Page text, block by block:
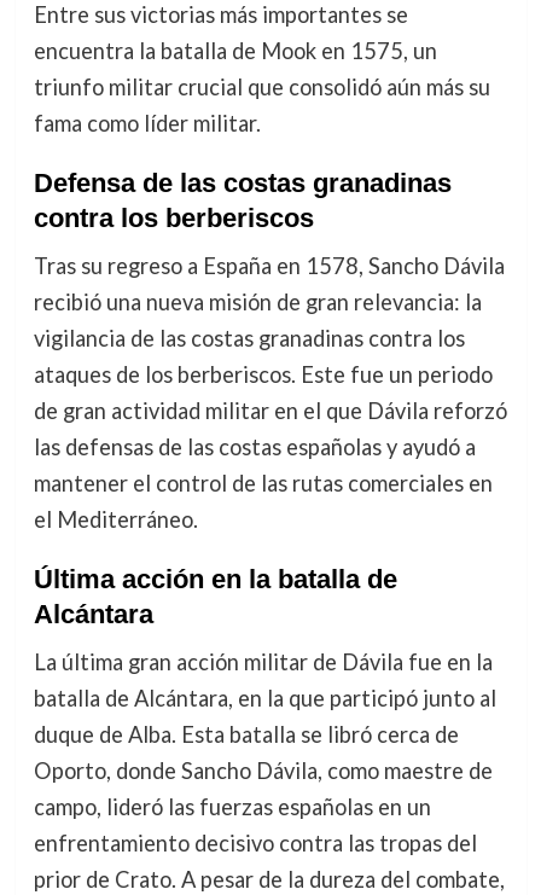
Entre sus victorias más importantes se
encuentra la batalla de Mook en 1575, un
triunfo militar crucial que consolidó aún más su
fama como líder militar.
Defensa de las costas granadinas
contra los berberiscos
Tras su regreso a España en 1578, Sancho Dávila
recibió una nueva misión de gran relevancia: la
vigilancia de las costas granadinas contra los
ataques de los berberiscos. Este fue un periodo
de gran actividad militar en el que Dávila reforzó
las defensas de las costas españolas y ayudó a
mantener el control de las rutas comerciales en
el Mediterráneo.
Última acción en la batalla de
Alcántara
La última gran acción militar de Dávila fue en la
batalla de Alcántara, en la que participó junto al
duque de Alba. Esta batalla se libró cerca de
Oporto, donde Sancho Dávila, como maestre de
campo, lideró las fuerzas españolas en un
enfrentamiento decisivo contra las tropas del
prior de Crato. A pesar de la dureza del combate,